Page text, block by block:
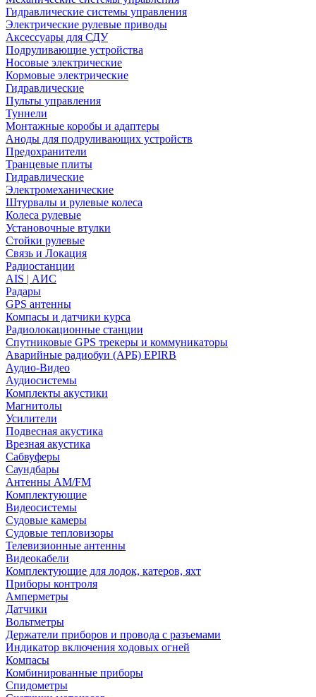
Гидравлические системы управления
Электрические рулевые приводы
Аксессуары для СДУ
Подруливающие устройства
Носовые электрические
Кормовые электрические
Гидравлические
Пульты управления
Туннели
Монтажные коробы и адаптеры
Аноды для подруливающих устройств
Предохранители
Транцевые плиты
Гидравлические
Электромеханические
Штурвалы и рулевые колеса
Колеса рулевые
Установочные втулки
Стойки рулевые
Связь и Локация
Радиостанции
AIS | АИС
Радары
GPS антенны
Компасы и датчики курса
Радиолокационные станции
Спутниковые GPS трекеры и коммуникаторы
Аварийные радиобуи (АРБ) EPIRB
Аудио-Видео
Аудиосистемы
Комплекты акустики
Магнитолы
Усилители
Подвесная акустика
Врезная акустика
Сабвуферы
Саундбары
Антенны AM/FM
Комплектующие
Видеосистемы
Судовые камеры
Cудовые тепловизоры
Телевизионные антенны
Видеокабели
Комплектующие для лодок, катеров, яхт
Приборы контроля
Амперметры
Датчики
Вольтметры
Держатели приборов и провода с разъемами
Индикатор включения ходовых огней
Компасы
Комбинированные приборы
Спидометры